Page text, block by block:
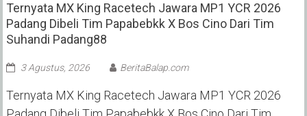
Ternyata MX King Racetech Jawara MP1 YCR 2026
Padang Dibeli Tim Papabebkk X Bos Cino Dari Tim
Suhandi Padang88
3 Agustus, 2026 BeritaBalap.com
Ternyata MX King Racetech Jawara MP1 YCR 2026